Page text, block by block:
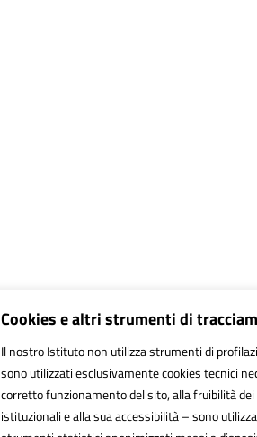
Cookies e altri strumenti di
Il nostro Istituto non utilizza strumenti di
sono utilizzati esclusivamente cookies tecnici
corretto funzionamento del sito, alla fruibilità
istituzionali e alla sua accessibilità – sono